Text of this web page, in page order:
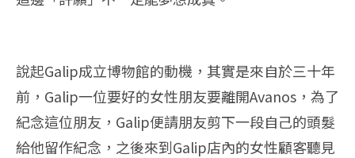
說起Galip成立博物館的動機，其實是來自於三十年
前，Galip一位要好的女性朋友要離開Avanos，為了
紀念這位朋友，Galip便請朋友剪下一段自己的頭髮
給他留作紀念，之後來到Galip店內的女性顧客聽見